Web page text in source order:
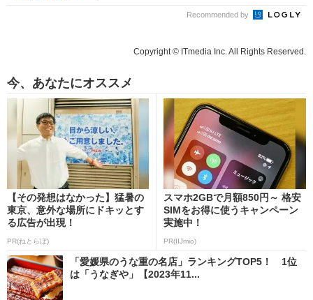
Recommended by
Copyright © ITmedia Inc. All Rights Reserved.
今、あなたにオススメ
【その発想はなかった】猛暑の
東京、意外な場所にドキッとす
る広告が出現！
PR(ねとらぼ)
スマホ2GBで月額850円～ 格安
SIMをお得に使うキャンペーン
実施中！
PR(IIJmio)
「愛媛県のうな重の名店」ランキングTOP5！ 1位
は「うなぎや」【2023年11...